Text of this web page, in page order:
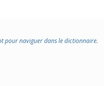
pour naviguer dans le dictionnaire.